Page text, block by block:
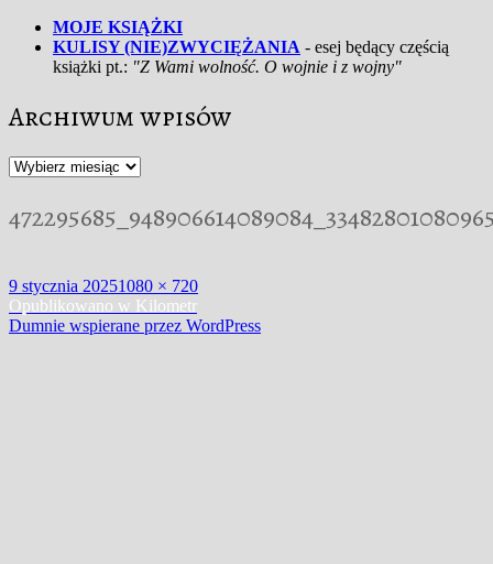
MOJE KSIĄŻKI
KULISY (NIE)ZWYCIĘŻANIA - esej będący częścią
książki pt.: "Z Wami wolność. O wojnie i z wojny"
Archiwum wpisów
Archiwum
Data
publikacji
9 stycznia 2025Pełny
rozmiar
1080 × 720
Nawigacja
Opublikowano w Kilometr
Dumnie wspierane przez WordPress